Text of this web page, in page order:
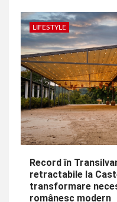
LIFESTYLE
Record în
retractabile la
transformare
românesc modern